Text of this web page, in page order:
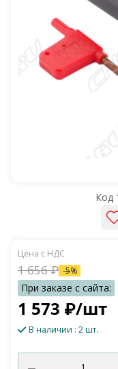
Код
1 573 ₽/шт
1 656₽ -5%
В наличии : 2 шт.